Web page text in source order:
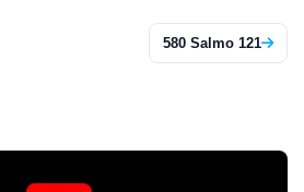
580 Salmo 121